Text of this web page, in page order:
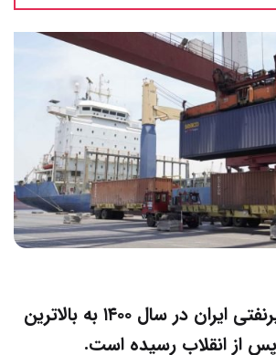
ارزش صادرات غیرنفتی ایران در سال ۱۴۰۰ به بالاترین
از انقلاب رسیده است.